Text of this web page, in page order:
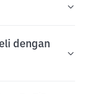
dengan